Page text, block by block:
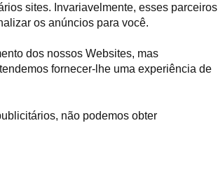
sites. Invariavelmente, esses parceiros
os anúncios para você.
dos nossos Websites, mas
fornecer-lhe uma experiência de
não podemos obter